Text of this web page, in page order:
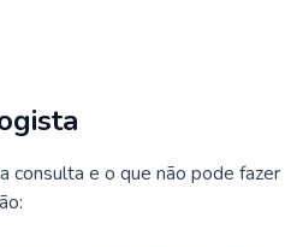
consulta e o que não pode fazer